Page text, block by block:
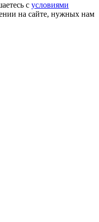
с условиями
на сайте, нужных нам